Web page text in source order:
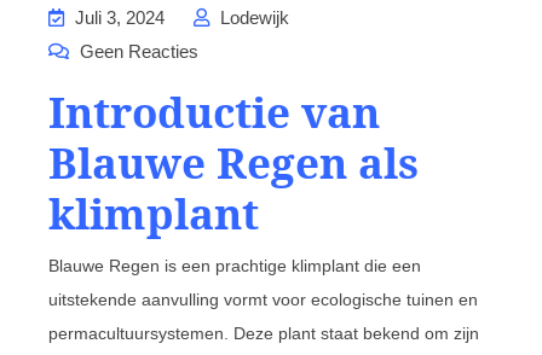
Juli 3, 2024
Lodewijk
Geen Reacties
Introductie van
Blauwe Regen als
klimplant
Blauwe Regen is een prachtige klimplant die een
uitstekende aanvulling vormt voor ecologische tuinen en
permacultuursystemen. Deze plant staat bekend om zijn